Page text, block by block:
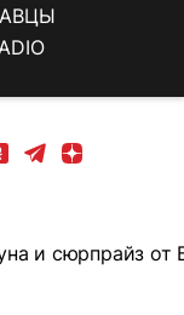
ТелеграмЯндекс дзен
и сюрпрайз